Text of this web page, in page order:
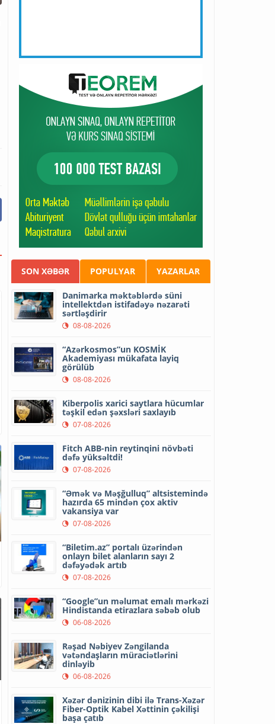
SON XƏBƏR POPULYAR YAZARLAR
Danimarka məktəblərdə süni
intellektdən istifadəyə nəzarəti
sərtləşdirir
08-08-2026
“Azərkosmos”un KOSMİK
Akademiyası mükafata layiq
görülüb
08-08-2026
Kiberpolis xarici saytlara hücumlar
təşkil edən şəxsləri saxlayıb
07-08-2026
Fitch ABB-nin reytinqini növbəti
dəfə yüksəltdi!
07-08-2026
“Əmək və Məşğulluq” altsistemində
hazırda 65 mindən çox aktiv
vakansiya var
07-08-2026
“Biletim.az” portalı üzərindən
onlayn bilet alanların sayı 2
dəfəyədək artıb
07-08-2026
“Google”un məlumat emalı mərkəzi
Hindistanda etirazlara səbəb olub
06-08-2026
Rəşad Nəbiyev Zəngilanda
vətəndaşların müraciətlərini
dinləyib
06-08-2026
Xəzər dənizinin dibi ilə Trans-Xəzər
Fiber-Optik Kabel Xəttinin çəkilişi
başa çatıb